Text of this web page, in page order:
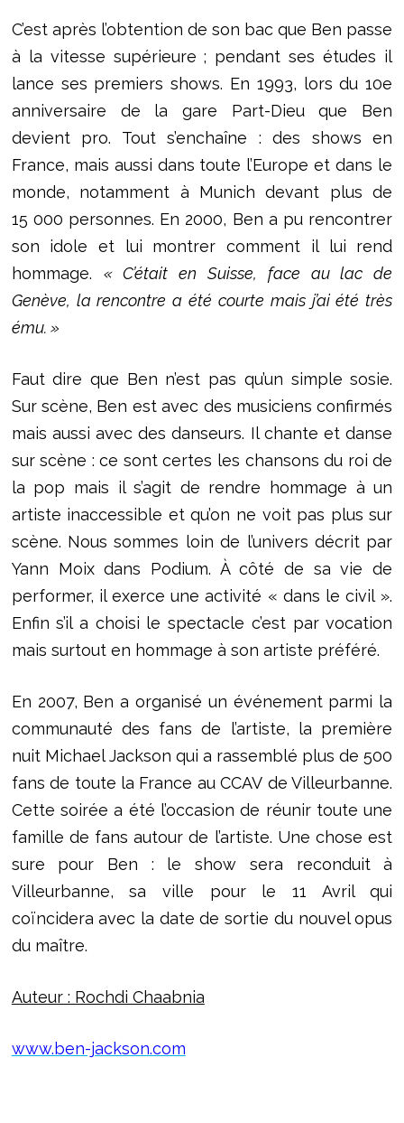
C’est après l’obtention de son bac que Ben passe
à la vitesse supérieure ; pendant ses études il
lance ses premiers shows. En 1993, lors du 10e
anniversaire de la gare Part-Dieu que Ben
devient pro. Tout s’enchaîne : des shows en
France, mais aussi dans toute l’Europe et dans le
monde, notamment à Munich devant plus de
15 000 personnes. En 2000, Ben a pu rencontrer
son idole et lui montrer comment il lui rend
hommage. « C’était en Suisse, face au lac de
Genève, la rencontre a été courte mais j’ai été très
ému. »
Faut dire que Ben n’est pas qu’un simple sosie.
Sur scène, Ben est avec des musiciens confirmés
mais aussi avec des danseurs. Il chante et danse
sur scène : ce sont certes les chansons du roi de
la pop mais il s’agit de rendre hommage à un
artiste inaccessible et qu’on ne voit pas plus sur
scène. Nous sommes loin de l’univers décrit par
Yann Moix dans Podium. À côté de sa vie de
performer, il exerce une activité « dans le civil ».
Enfin s’il a choisi le spectacle c’est par vocation
mais surtout en hommage à son artiste préféré.
En 2007, Ben a organisé un événement parmi la
communauté des fans de l’artiste, la première
nuit Michael Jackson qui a rassemblé plus de 500
fans de toute la France au CCAV de Villeurbanne.
Cette soirée a été l’occasion de réunir toute une
famille de fans autour de l’artiste. Une chose est
sure pour Ben : le show sera reconduit à
Villeurbanne, sa ville pour le 11 Avril qui
coïncidera avec la date de sortie du nouvel opus
du maître.
Auteur : Rochdi Chaabnia
www.ben-jackson.com